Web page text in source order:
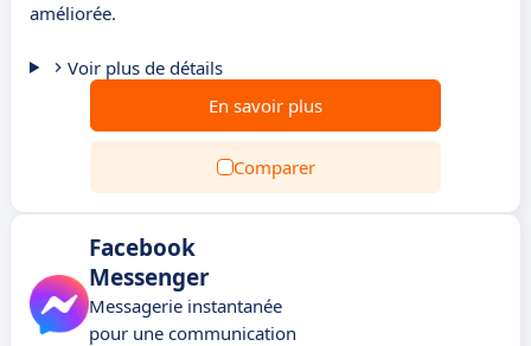
améliorée.
Voir plus de détails
En savoir plus
Comparer
Facebook
Messenger
Messagerie instantanée
pour une communication